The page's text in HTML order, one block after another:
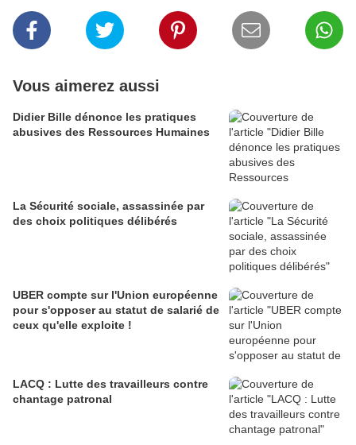
Vous aimerez aussi
Didier Bille dénonce les pratiques
abusives des Ressources Humaines
La Sécurité sociale, assassinée par
des choix politiques délibérés
UBER compte sur l'Union européenne
pour s'opposer au statut de salarié de
ceux qu'elle exploite !
LACQ : Lutte des travailleurs contre
chantage patronal